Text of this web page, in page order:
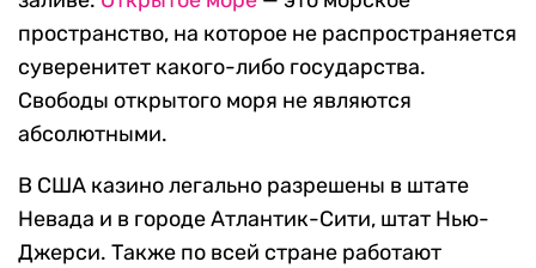
пространство, на которое не распространяется
суверенитет какого-либо государства.
Свободы открытого моря не являются
абсолютными.
В США казино легально разрешены в штате
Невада и в городе Атлантик-Сити, штат Нью-
Джерси. Также по всей стране работают